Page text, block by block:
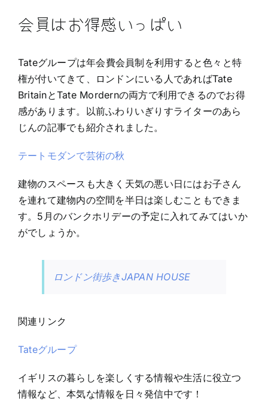
会員はお得感いっぱい
Tateグループは年会費会員制を利用すると色々と特
権が付いてきて、ロンドンにいる人であればTate
BritainとTate Mordernの両方で利用できるのでお得
感があります。以前ふわりいぎりすライターのあら
じんの記事でも紹介されました。
テートモダンで芸術の秋
建物のスペースも大きく天気の悪い日にはお子さん
を連れて建物内の空間を半日は楽しむこともできま
す。5月のバンクホリデーの予定に入れてみてはいか
がでしょうか。
ロンドン街歩きJAPAN HOUSE
関連リンク
Tateグループ
イギリスの暮らしを楽しくする情報や生活に役立つ
情報など、本気な情報を日々発信中です！